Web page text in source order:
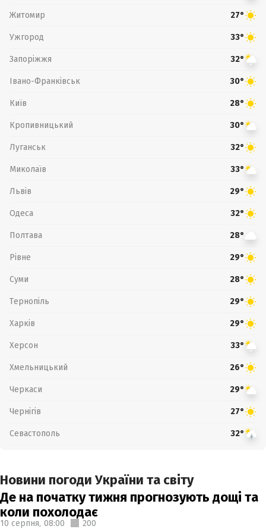
Житомир 27°
Ужгород 33°
Запоріжжя 32°
Івано-Франківськ 30°
Київ 28°
Кропивницький 30°
Луганськ 32°
Миколаїв 33°
Львів 29°
Одеса 32°
Полтава 28°
Рівне 29°
Суми 28°
Тернопіль 29°
Харків 29°
Херсон 33°
Хмельницький 26°
Черкаси 29°
Чернігів 27°
Севастополь 32°
Новини погоди України та світу
Де на початку тижня прогнозують дощі та
коли похолодає
10 серпня, 08:00 200